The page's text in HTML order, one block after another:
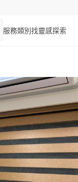
服務類別 找靈感探索